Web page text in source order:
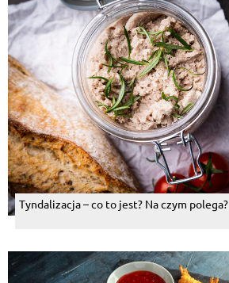
Tyndalizacja – co to jest? Na czym polega?